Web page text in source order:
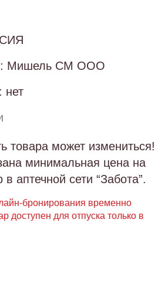
Мишель СМ ООО
нет
товара может измениться!
минимальная цена на
аптечной сети “Забота”.
бронирования временно
доступен для отпуска только в